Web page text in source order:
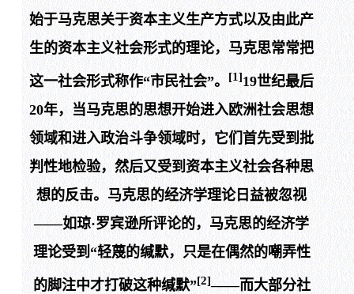
始于马克思关于资本主义生产方式以及由此产
生的资本主义社会形式的理论，马克思常常把
这一社会形式称作“市民社会”。 [1]19世纪最后
20年，当马克思的思想开始进入欧洲社会思想
领域和进入政治斗争领域时，它们首先受到批
判性地检验，然后又受到资本主义社会各种思
想的反击。马克思的经济学理论日益被忽视
——如琼·罗宾逊所评论的，马克思的经济学
理论受到“轻蔑的缄默，只是在偶然的嘲弄性
的脚注中才打破这种缄默”[2]——而大部分社